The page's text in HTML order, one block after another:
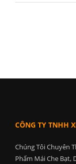
CÔNG TY TNHH
Chúng Tôi Chuyên
Phẩm Mái Che Bạt,